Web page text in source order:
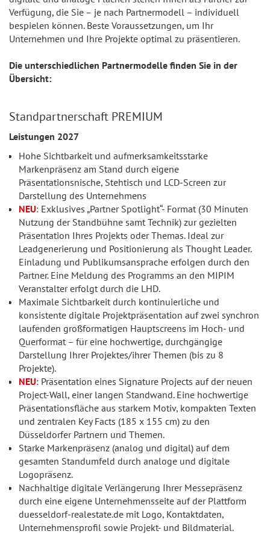
Verfügung, die Sie – je nach Partnermodell – individuell
bespielen können. Beste Voraussetzungen, um Ihr
Unternehmen und Ihre Projekte optimal zu präsentieren.
Die unterschiedlichen Partnermodelle finden Sie in der
Übersicht:
Standpartnerschaft PREMIUM
Leistungen 2027
Hohe Sichtbarkeit und aufmerksamkeitsstarke
Markenpräsenz am Stand durch eigene
Präsentationsnische, Stehtisch und LCD-Screen zur
Darstellung des Unternehmens
NEU: Exklusives „Partner Spotlight“- Format (30 Minuten
Nutzung der Standbühne samt Technik) zur gezielten
Präsentation Ihres Projekts oder Themas. Ideal zur
Leadgenerierung und Positionierung als Thought Leader.
Einladung und Publikumsansprache erfolgen durch den
Partner. Eine Meldung des Programms an den MIPIM
Veranstalter erfolgt durch die LHD.
Maximale Sichtbarkeit durch kontinuierliche und
konsistente digitale Projektpräsentation auf zwei synchron
laufenden großformatigen Hauptscreens im Hoch- und
Querformat – für eine hochwertige, durchgängige
Darstellung Ihrer Projektes/ihrer Themen (bis zu 8
Projekte).
NEU: Präsentation eines Signature Projects auf der neuen
Project-Wall, einer langen Standwand. Eine hochwertige
Präsentationsfläche aus starkem Motiv, kompakten Texten
und zentralen Key Facts (185 x 155 cm) zu den
Düsseldorfer Partnern und Themen.
Starke Markenpräsenz (analog und digital) auf dem
gesamten Standumfeld durch analoge und digitale
Logopräsenz.
Nachhaltige digitale Verlängerung Ihrer Messepräsenz
durch eine eigene Unternehmensseite auf der Plattform
duesseldorf-realestate.de mit Logo, Kontaktdaten,
Unternehmensprofil sowie Projekt- und Bildmaterial.